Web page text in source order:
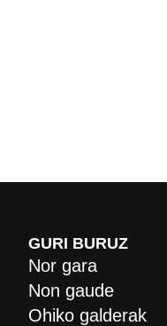
GURI BURUZ
Nor gara
Non gaude
Ohiko galderak